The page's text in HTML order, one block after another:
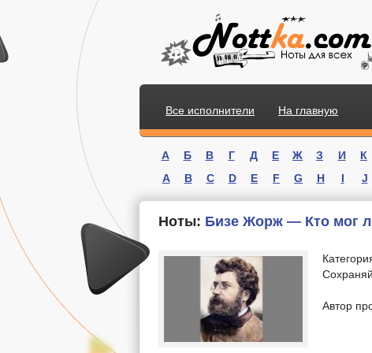
Все исполнители На главную
А Б В Г Д Е Ж З И К
A
B C D E F G H I J
Ноты: Бизе Жорж — Кто мог
Автор